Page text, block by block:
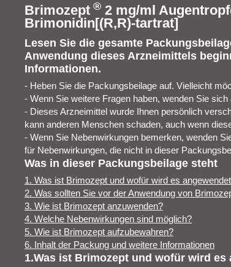
Brimozept ® 2 mg/ml
Brimonidin[(R,R)-tartrat]
Lesen Sie die gesamte
Anwendung dieses Arzneimittels
Informationen.
- Heben Sie die Packungsbeilage auf. Vielleicht
- Wenn Sie weitere Fragen haben, wenden Sie
- Dieses Arzneimittel wurde Ihnen persönlich
kann anderen Menschen schaden, auch wenn
- Wenn Sie Nebenwirkungen bemerken, wenden
für Nebenwirkungen, die nicht in dieser
Was in dieser Packungsbeilage steht
1. Was ist Brimozept und wofür wird es
2. Was sollten Sie vor der Anwendung von
3. Wie ist Brimozept anzuwenden?
4. Welche Nebenwirkungen sind möglich?
5. Wie ist Brimozept aufzubewahren?
6. Inhalt der Packung und weitere Informationen
1.Was ist Brimozept und wofür wird es